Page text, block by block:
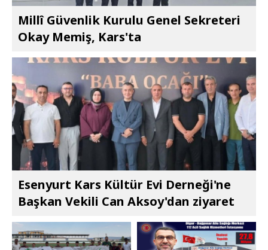
Millî Güvenlik Kurulu Genel Sekreteri
Okay Memiş, Kars'ta
Esenyurt Kars Kültür Evi Derneği'ne
Başkan Vekili Can Aksoy'dan ziyaret